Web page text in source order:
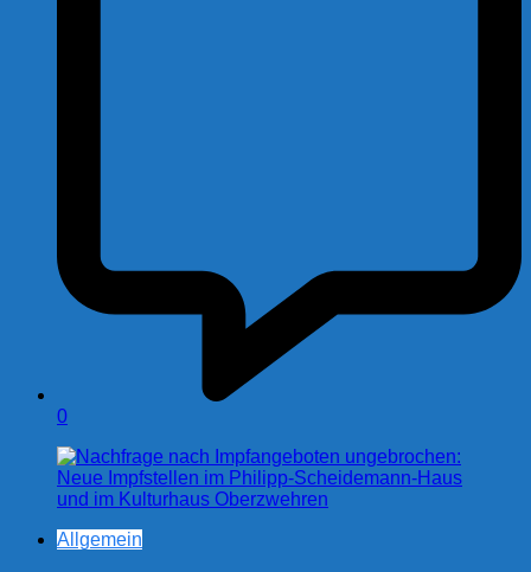
0
Allgemein